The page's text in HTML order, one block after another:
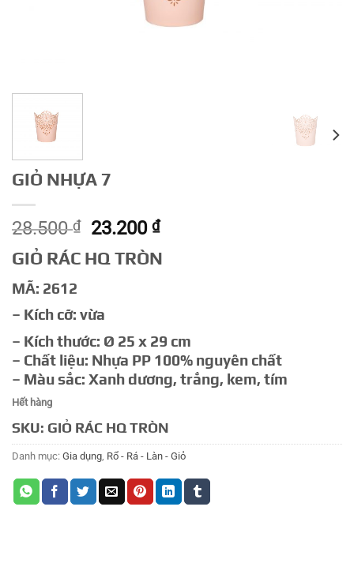
GIỎ NHỰA 7
28.500₫
Giá
là:
23.200₫Giá
tại
GIỎ RÁC HQ TRÒN
MÃ: 2612
– Kích cỡ: vừa
– Kích thước: Ø 25 x 29 cm
– Chất liệu: Nhựa PP 100% nguyên chất
– Màu sắc: Xanh dương, trắng, kem, tím
Hết hàng
SKU: GIỎ RÁC HQ TRÒN
Danh mục: Gia dụng, Rổ - Rá - Làn - Giỏ